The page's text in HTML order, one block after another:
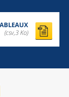
(csv,3 Ko)